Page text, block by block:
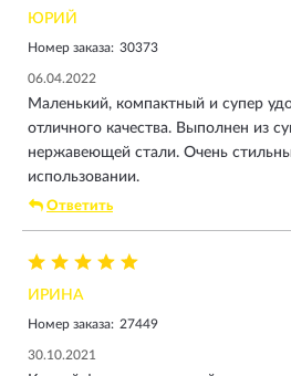
ЮРИЙ
Номер заказа: 30373
06.04.2022
Маленький, компактный и супер
отличного качества. Выполнен из
нержавеющей стали. Очень
использовании.
Ответить
ИРИНА
Номер заказа: 27449
30.10.2021